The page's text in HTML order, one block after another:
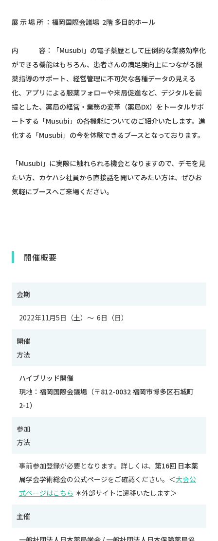
展 示 場 所 ：福岡国際会議場​​​​​​​ 2階 多目的ホール
内 容：「Musubi」の電子薬歴として圧倒的な業務効率化
ができる機能はもちろん、患者さんの満足度向上につながる服
薬指導のサポート、経営管理に不可欠な各種データの見える
化、アプリによる服薬フォローや来局促進など、デジタルを前
提とした、薬局の経営・業務の変革（薬局DX）をトータルサポ
ートする「Musubi」の各機能についてのご紹介いたします。進
化する「Musubi」の今を体験できるブースとなっております。
「Musubi」に実際に触れられる機会となりますので、デモを見
たい方、カケハシ社員から直接話を聞いてみたい方は、ぜひお
気軽にブースへご来場ください。
開催概要
会期
2022年11月5日（土）～ 6日（日）
開催
方法
ハイブリッド開催
現地： 福岡国際会議場（〒812-0032 福岡市博多区石城町
2-1）
参加
方法
事前参加登録が必要となります。詳しくは、 第16回 日本薬
局学会学術総会の公式ページをご確認ください。＜大会公
式ページはこちら ＊外部サイトに遷移いたします＞
主催